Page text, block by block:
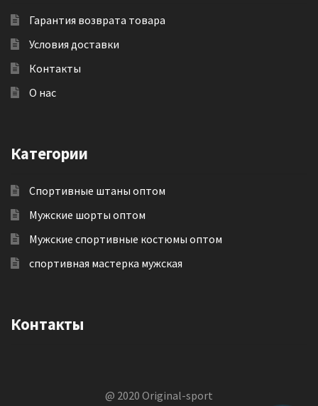
Гарантия возврата товара
Условия доставки
Контакты
О нас
Категории
Спортивные штаны оптом
Мужские шорты оптом
Мужские спортивные костюмы оптом
спортивная мастерка мужская
Контакты
@ 2020 Original-sport